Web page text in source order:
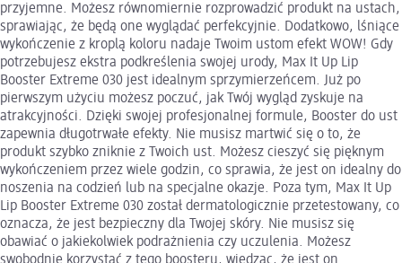
przyjemne. Możesz równomiernie rozprowadzić produkt na ustach,
sprawiając, że będą one wyglądać perfekcyjnie. Dodatkowo, lśniące
wykończenie z kroplą koloru nadaje Twoim ustom efekt WOW! Gdy
potrzebujesz ekstra podkreślenia swojej urody, Max It Up Lip
Booster Extreme 030 jest idealnym sprzymierzeńcem. Już po
pierwszym użyciu możesz poczuć, jak Twój wygląd zyskuje na
atrakcyjności. Dzięki swojej profesjonalnej formule, Booster do ust
zapewnia długotrwałe efekty. Nie musisz martwić się o to, że
produkt szybko zniknie z Twoich ust. Możesz cieszyć się pięknym
wykończeniem przez wiele godzin, co sprawia, że jest on idealny do
noszenia na codzień lub na specjalne okazje. Poza tym, Max It Up
Lip Booster Extreme 030 został dermatologicznie przetestowany, co
oznacza, że jest bezpieczny dla Twojej skóry. Nie musisz się
obawiać o jakiekolwiek podrażnienia czy uczulenia. Możesz
swobodnie korzystać z tego boosteru, wiedząc, że jest on